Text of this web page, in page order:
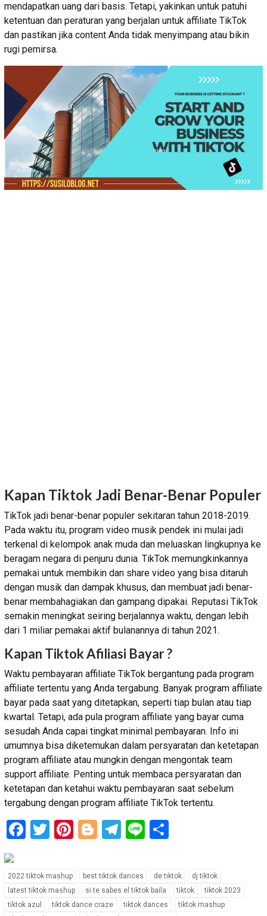
mendapatkan uang dari basis. Tetapi, yakinkan untuk patuhi
ketentuan dan peraturan yang berjalan untuk affiliate TikTok
dan pastikan jika content Anda tidak menyimpang atau bikin
rugi pemirsa.
Kapan Tiktok Jadi Benar-Benar Populer
TikTok jadi benar-benar populer sekitaran tahun 2018-2019.
Pada waktu itu, program video musik pendek ini mulai jadi
terkenal di kelompok anak muda dan meluaskan lingkupnya ke
beragam negara di penjuru dunia. TikTok memungkinkannya
pemakai untuk membikin dan share video yang bisa ditaruh
dengan musik dan dampak khusus, dan membuat jadi benar-
benar membahagiakan dan gampang dipakai. Reputasi TikTok
semakin meningkat seiring berjalannya waktu, dengan lebih
dari 1 miliar pemakai aktif bulanannya di tahun 2021.
Kapan Tiktok Afiliasi Bayar ?
Waktu pembayaran affiliate TikTok bergantung pada program
affiliate tertentu yang Anda tergabung. Banyak program affiliate
bayar pada saat yang ditetapkan, seperti tiap bulan atau tiap
kwartal. Tetapi, ada pula program affiliate yang bayar cuma
sesudah Anda capai tingkat minimal pembayaran. Info ini
umumnya bisa diketemukan dalam persyaratan dan ketetapan
program affiliate atau mungkin dengan mengontak team
support affiliate. Penting untuk membaca persyaratan dan
ketetapan dan ketahui waktu pembayaran saat sebelum
tergabung dengan program affiliate TikTok tertentu.
Facebook
Twitter
Pinterest
Blogger
Telegram
Line
2022 tiktok mashup best tiktok dances de tiktok
dj tiktok
latest tiktok mashup
si te sabes el tiktok baila tiktok
tiktok 2023
tiktok azul
tiktok dance craze tiktok dances
tiktok mashup